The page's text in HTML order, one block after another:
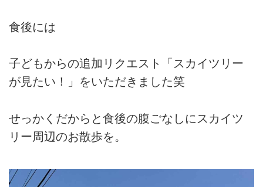
食後には
子どもからの追加リクエスト「スカイツリー
が見たい！」をいただきました笑
せっかくだからと食後の腹ごなしにスカイツ
リー周辺のお散歩を。